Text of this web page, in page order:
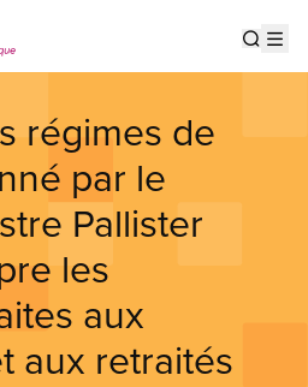
régimes de
par le
Pallister
les
aux
aux retraités